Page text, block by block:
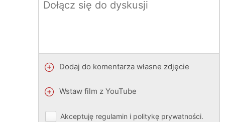
Dodaj do komentarza własne zdjęcie
Wstaw film z YouTube
Akceptuję regulamin i politykę prywatności.